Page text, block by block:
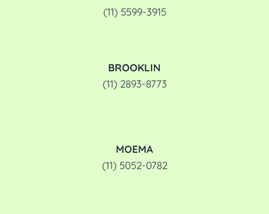
(11) 5599-3915
BROOKLIN
(11) 2893-8773
MOEMA
(11) 5052-0782